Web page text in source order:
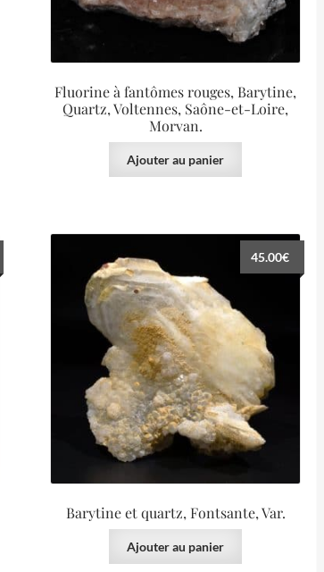
Fluorine à fantômes rouges, Barytine,
Quartz, Voltennes, Saône-et-Loire,
Morvan.
Ajouter au panier
Barytine et quartz, Fontsante, Var.
45.00€
Ajouter au panier